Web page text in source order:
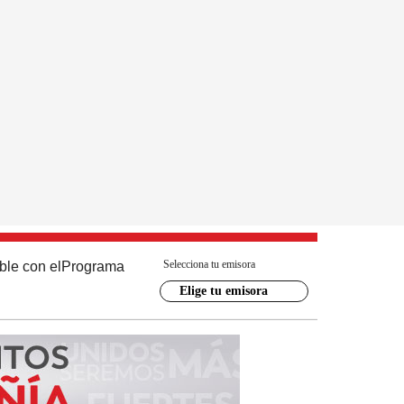
con el Programa Selecciona tu emisora
Elige tu emisora